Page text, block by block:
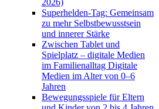
Superhelden-Tag: Gemeinsam
zu mehr Selbstbewusstsein
und innerer Stärke
Zwischen Tablet und
Spielplatz – digitale Medien
im Familienalltag Digitale
Medien im Alter von 0–6
Jahren
Bewegungsspiele für Eltern